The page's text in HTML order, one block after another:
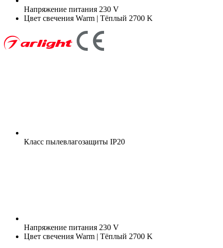
Напряжение питания 230 V
Цвет свечения Warm | Тёплый 2700 K
Класс пылевлагозащиты IP20
Напряжение питания 230 V
Цвет свечения Warm | Тёплый 2700 K